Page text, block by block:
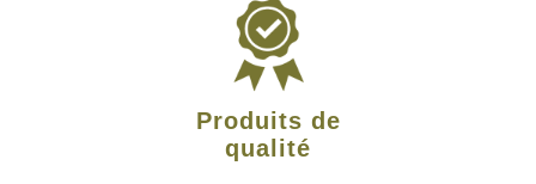
Produits de
qualité